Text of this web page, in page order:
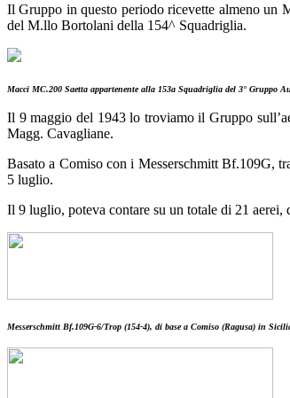
Il Gruppo in questo periodo ricevette almeno un
del M.llo Bortolani della 154^ Squadriglia.
Macci MC.200 Saetta appartenente alla 153a Squadriglia del 3° Gruppo
Il 9 maggio del 1943 lo troviamo il Gruppo
Magg. Cavagliane.
Basato a Comiso con i Messerschmitt Bf.109G,
5 luglio.
Il 9 luglio, poteva contare su un totale di 21
Messerschmitt Bf.109G-6/Trop (154-4), di base a Comiso (Ragusa) in